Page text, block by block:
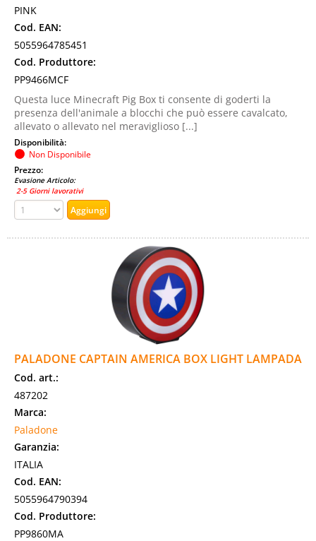
PINK
Cod. EAN:
5055964785451
Cod. Produttore:
PP9466MCF
Questa luce Minecraft Pig Box ti consente di goderti la
presenza dell'animale a blocchi che può essere cavalcato,
allevato o allevato nel meraviglioso [...]
Disponibilità:
Non Disponibile
Prezzo:
Evasione Articolo:
2-5 Giorni lavorativi
PALADONE CAPTAIN AMERICA BOX LIGHT LAMPADA
Cod. art.:
487202
Marca:
Paladone
Garanzia:
ITALIA
Cod. EAN:
5055964790394
Cod. Produttore:
PP9860MA